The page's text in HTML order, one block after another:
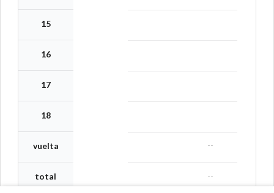
15
16
17
18
vuelta
total
--
--